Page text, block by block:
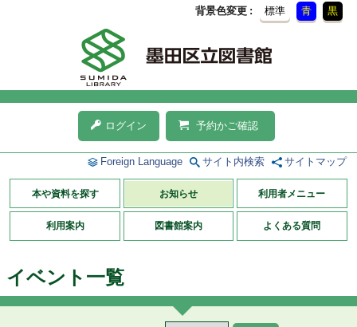
背景色変更 標準 青 黒
ログイン 予約かご確認
Foreign Language サイト内検索 サイトマップ
本や資料を探す お知らせ 利用者メニュー
利用案内 図書館案内 よくある質問
イベント一覧